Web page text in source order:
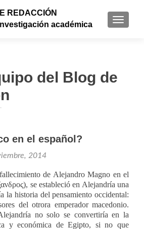
REDACCIÓN
académica
del Blog de
en el español?
2014
de Alejandro Magno en el
se estableció en Alejandría una
la historia del pensamiento occidental:
del otrora emperador macedonio.
no solo se convertiría en la
y económica de Egipto, si no que
de entradas